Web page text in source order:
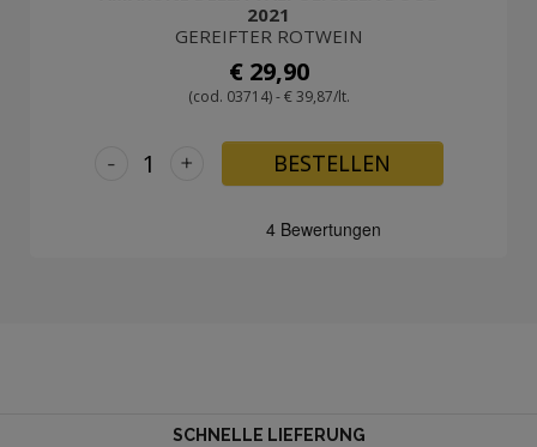
2021
GEREIFTER ROTWEIN
€ 29,90
(cod. 03714) - € 39,87/lt.
+
- BESTELLEN
SCHNELLE LIEFERUNG